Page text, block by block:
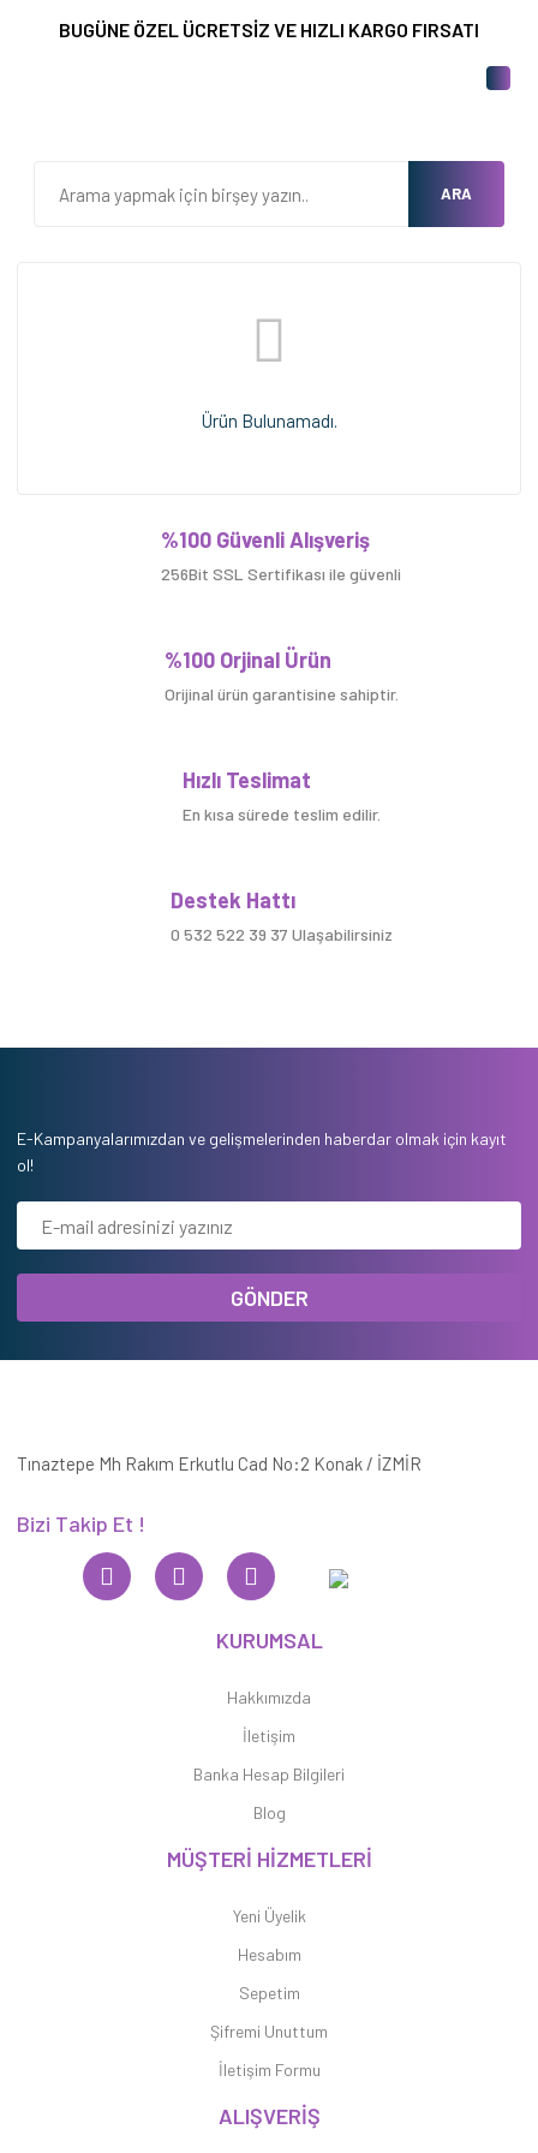
BUGÜNE ÖZEL ÜCRETSİZ VE HIZLI KARGO FIRSATI
ARA
Ürün Bulunamadı.
%100 Güvenli Alışveriş
256Bit SSL Sertifikası ile güvenli
%100 Orjinal Ürün
Orijinal ürün garantisine sahiptir.
Hızlı Teslimat
En kısa sürede teslim edilir.
Destek Hattı
0 532 522 39 37 Ulaşabilirsiniz
E-Kampanyalarımızdan ve gelişmelerinden haberdar olmak için kayıt
ol!
GÖNDER
Tınaztepe Mh Rakım Erkutlu Cad No:2 Konak / İZMİR
Bizi Takip Et !
KURUMSAL
Hakkımızda
İletişim
Banka Hesap Bilgileri
Blog
MÜŞTERİ HİZMETLERİ
Yeni Üyelik
Hesabım
Sepetim
Şifremi Unuttum
İletişim Formu
ALIŞVERİŞ